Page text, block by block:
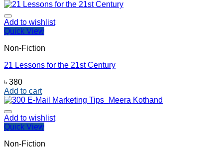
Add to wishlist
Quick View
Non-Fiction
21 Lessons for the 21st Century
৳ 380
Add to cart
Add to wishlist
Quick View
Non-Fiction